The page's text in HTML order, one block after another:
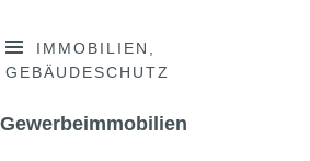
IMMOBILIEN
GEBÄUDESCHUTZ